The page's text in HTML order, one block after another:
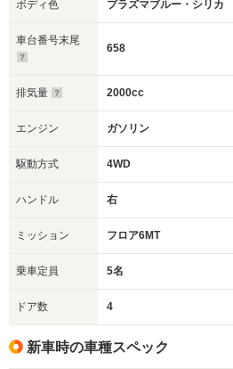
ボディ色 プラズマブルー・シリカ
車台番号末尾
658
排気量 2000cc
エンジン ガソリン
駆動方式 4WD
ハンドル 右
ミッション フロア6MT
乗車定員 5名
ドア数 4
新車時の車種スペック